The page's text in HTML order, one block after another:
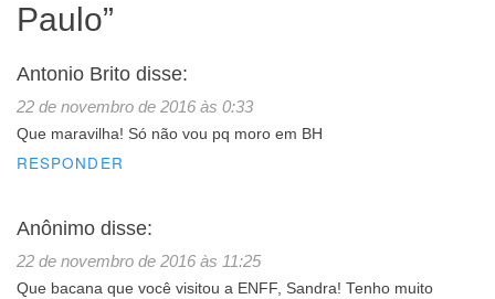
Paulo”
Antonio Brito disse:
22 de novembro de 2016 às 0:33
Que maravilha! Só não vou pq moro em BH
RESPONDER
Anônimo disse:
22 de novembro de 2016 às 11:25
Que bacana que você visitou a ENFF, Sandra! Tenho muito